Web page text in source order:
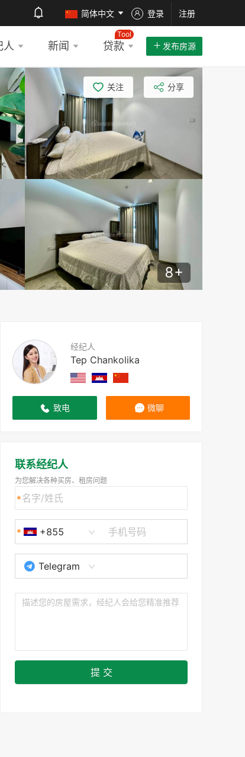
简体中文 登录 注册
人 新闻 贷款
Tool
发布房源
8+
关注 分享
经纪人
Tep Chankolika
致电 微聊
联系经纪人
为您解决各种买房、租房问题
+855
Telegram
提 交